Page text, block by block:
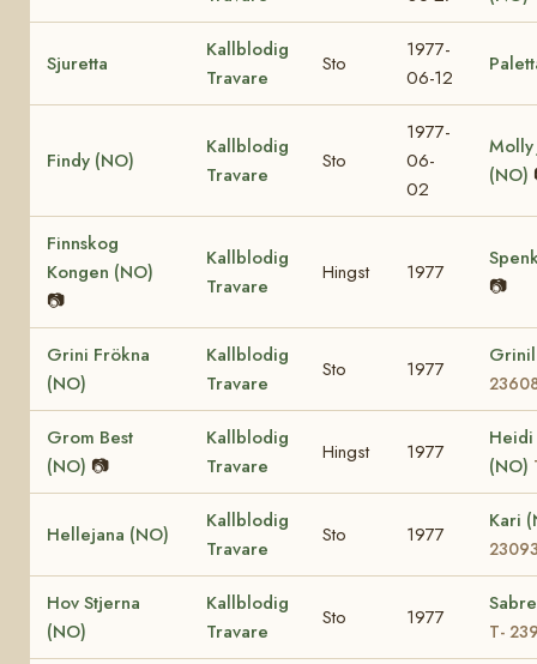
Sjuretta
Kallblodig
Travare
Sto
1977-
06-12
Findy (NO)
Kallblodig
Travare
Sto
1977-
06-
02
Molly
(NO)
Finnskog
Kongen (NO)
📷
Kallblodig
Travare
Hingst 1977
📷
Grini Frökna
(NO)
Kallblodig
Travare
Sto 1977
Grom Best
(NO) 📷
Kallblodig
Travare
Hingst 1977
Heidi
(NO)
Hellejana (NO)
Kallblodig
Travare
Sto 1977
Kari
Hov Stjerna
(NO)
Kallblodig
Travare
Sto 1977
T-